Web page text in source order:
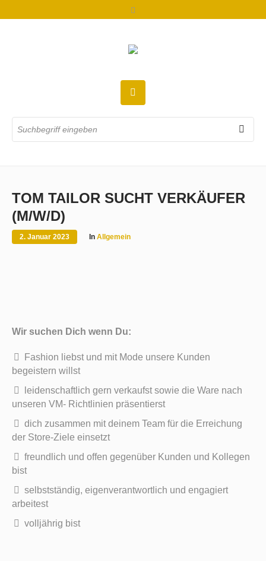
TOM TAILOR SUCHT VERKÄUFER
(M/W/D)
2. Januar 2023 In Allgemein
Wir suchen Dich wenn Du:
Fashion liebst und mit Mode unsere Kunden
begeistern willst
leidenschaftlich gern verkaufst sowie die Ware nach
unseren VM- Richtlinien präsentierst
dich zusammen mit deinem Team für die Erreichung
der Store-Ziele einsetzt
freundlich und offen gegenüber Kunden und Kollegen
bist
selbstständig, eigenverantwortlich und engagiert
arbeitest
volljährig bist